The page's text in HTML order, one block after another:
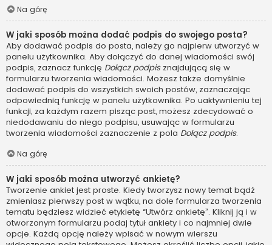
Na górę
W jaki sposób można dodać podpis do swojego posta?
Aby dodawać podpis do posta, należy go najpierw utworzyć w
panelu użytkownika. Aby dołączyć do danej wiadomości swój
podpis, zaznacz funkcję Dołącz podpisznajdującą się w
formularzu tworzenia wiadomości. Możesz także domyślnie
dodawać podpis do wszystkich swoich postów, zaznaczając
odpowiednią funkcję w panelu użytkownika. Po uaktywnieniu tej
funkcji, za każdym razem pisząc post, możesz zdecydować o
niedodawaniu do niego podpisu, usuwając w formularzu
tworzenia wiadomości zaznaczenie z pola Dołącz podpis.
Na górę
W jaki sposób można utworzyć ankietę?
Tworzenie ankiet jest proste. Kiedy tworzysz nowy temat bądź
zmieniasz pierwszy post w wątku, na dole formularza tworzenia
tematu będziesz widzieć etykietę “Utwórz ankietę”. Kliknij ją i w
otworzonym formularzu podaj tytuł ankiety i co najmniej dwie
opcje. Każdą opcję należy wpisać w nowym wierszu